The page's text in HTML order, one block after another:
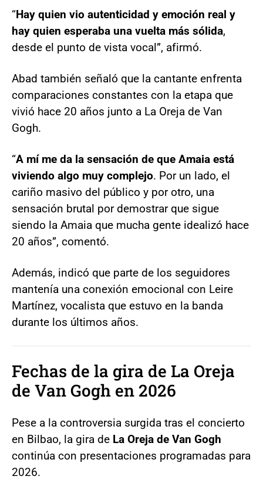
“Hay quien vio autenticidad y emoción real y
hay quien esperaba una vuelta más sólida,
desde el punto de vista vocal”, afirmó.
Abad también señaló que la cantante enfrenta
comparaciones constantes con la etapa que
vivió hace 20 años junto a La Oreja de Van
Gogh.
“A mí me da la sensación de que Amaia está
viviendo algo muy complejo. Por un lado, el
cariño masivo del público y por otro, una
sensación brutal por demostrar que sigue
siendo la Amaia que mucha gente idealizó hace
20 años”, comentó.
Además, indicó que parte de los seguidores
mantenía una conexión emocional con Leire
Martínez, vocalista que estuvo en la banda
durante los últimos años.
Fechas de la gira de La Oreja
de Van Gogh en 2026
Pese a la controversia surgida tras el concierto
en Bilbao, la gira de La Oreja de Van Gogh
continúa con presentaciones programadas para
2026.